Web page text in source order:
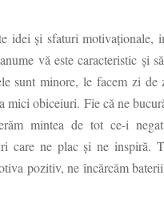
idei și sfaturi motivaționale,
vă este caracteristic și
sunt minore, le facem zi de
mici obiceiuri. Fie că ne
mintea de tot ce-i
care ne plac și ne inspiră.
pozitiv, ne încărcăm